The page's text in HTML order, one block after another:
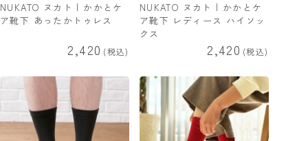
NUKATO ヌカト | かかとケ
ア靴下 あったかトゥレス
2,420 税込
NUKATO ヌカト | かかとケ
ア靴下 レディース ハイソッ
クス
2,420 税込